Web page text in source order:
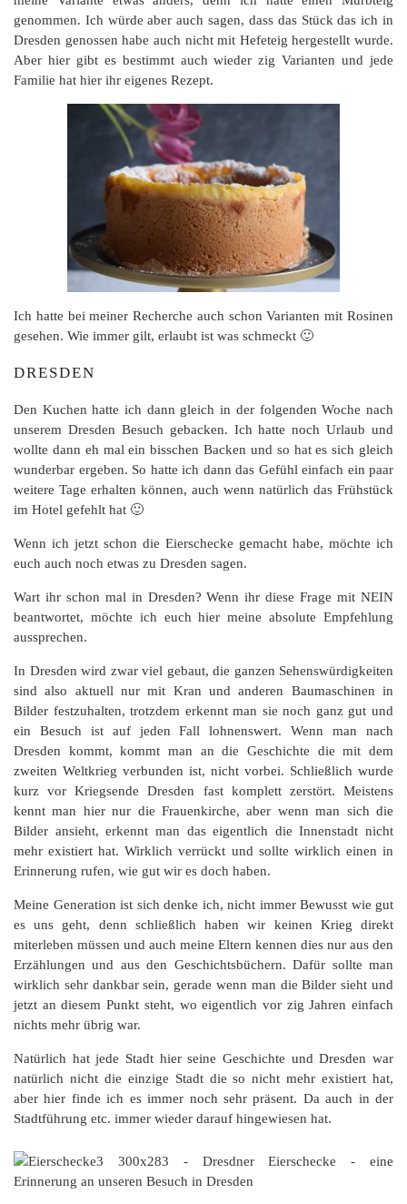
genommen. Ich würde aber auch sagen, dass das Stück das ich in
Dresden genossen habe auch nicht mit Hefeteig hergestellt wurde.
Aber hier gibt es bestimmt auch wieder zig Varianten und jede
Familie hat hier ihr eigenes Rezept.
Ich hatte bei meiner Recherche auch schon Varianten mit Rosinen
gesehen. Wie immer gilt, erlaubt ist was schmeckt 🙂
DRESDEN
Den Kuchen hatte ich dann gleich in der folgenden Woche nach
unserem Dresden Besuch gebacken. Ich hatte noch Urlaub und
wollte dann eh mal ein bisschen Backen und so hat es sich gleich
wunderbar ergeben. So hatte ich dann das Gefühl einfach ein paar
weitere Tage erhalten können, auch wenn natürlich das Frühstück
im Hotel gefehlt hat 🙂
Wenn ich jetzt schon die Eierschecke gemacht habe, möchte ich
euch auch noch etwas zu Dresden sagen.
Wart ihr schon mal in Dresden? Wenn ihr diese Frage mit NEIN
beantwortet, möchte ich euch hier meine absolute Empfehlung
aussprechen.
In Dresden wird zwar viel gebaut, die ganzen Sehenswürdigkeiten
sind also aktuell nur mit Kran und anderen Baumaschinen in
Bilder festzuhalten, trotzdem erkennt man sie noch ganz gut und
ein Besuch ist auf jeden Fall lohnenswert. Wenn man nach
Dresden kommt, kommt man an die Geschichte die mit dem
zweiten Weltkrieg verbunden ist, nicht vorbei. Schließlich wurde
kurz vor Kriegsende Dresden fast komplett zerstört. Meistens
kennt man hier nur die Frauenkirche, aber wenn man sich die
Bilder ansieht, erkennt man das eigentlich die Innenstadt nicht
mehr existiert hat. Wirklich verrückt und sollte wirklich einen in
Erinnerung rufen, wie gut wir es doch haben.
Meine Generation ist sich denke ich, nicht immer Bewusst wie gut
es uns geht, denn schließlich haben wir keinen Krieg direkt
miterleben müssen und auch meine Eltern kennen dies nur aus den
Erzählungen und aus den Geschichtsbüchern. Dafür sollte man
wirklich sehr dankbar sein, gerade wenn man die Bilder sieht und
jetzt an diesem Punkt steht, wo eigentlich vor zig Jahren einfach
nichts mehr übrig war.
Natürlich hat jede Stadt hier seine Geschichte und Dresden war
natürlich nicht die einzige Stadt die so nicht mehr existiert hat,
aber hier finde ich es immer noch sehr präsent. Da auch in der
Stadtführung etc. immer wieder darauf hingewiesen hat.